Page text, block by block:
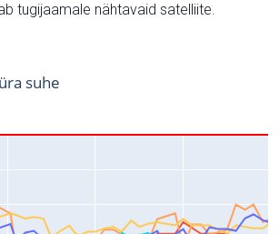
tugijaamale nähtavaid satelliite.